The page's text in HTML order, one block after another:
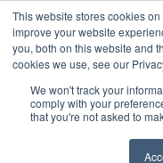
This website stores cookies
improve your website
you, both on this website and
cookies we use, see our
We won't track your
comply with your
that you're not asked to